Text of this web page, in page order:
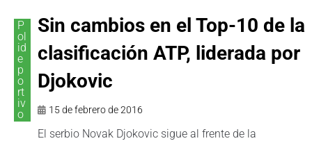
P
ol
id
e
p
o
rt
iv
o
Sin cambios en el Top-10 de la
clasificación ATP, liderada por
Djokovic
15 de febrero de 2016
El serbio Novak Djokovic sigue al frente de la